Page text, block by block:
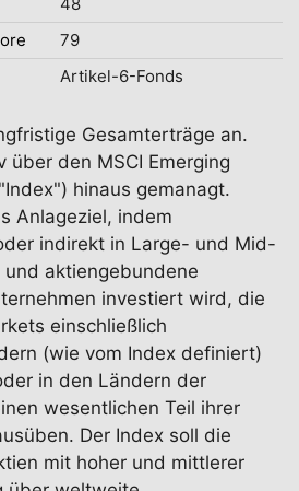
79
Artikel-6-Fonds
Gesamterträge an.
über den MSCI Emerging
hinaus gemanagt.
Anlageziel, indem
indirekt in Large- und Mid-
aktiengebundene
investiert wird, die
einschließlich
(wie vom Index definiert)
in den Ländern der
wesentlichen Teil ihrer
Der Index soll die
mit hoher und mittlerer